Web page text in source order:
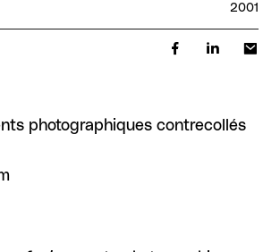
2001
photographiques contrecollés